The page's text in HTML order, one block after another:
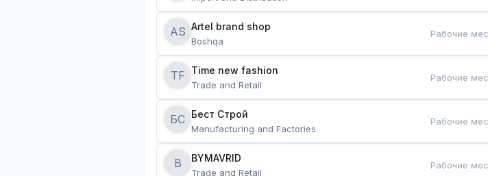
AS Artel brand shop
Boshqa
Рабочие
TF Time new fashion
Trade and Retail
Рабочие
БС Бест Строй
Manufacturing and Factories
Рабочие
B BYMAVRID
Trade and Retail
Рабочие